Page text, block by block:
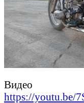
Видео
https://youtu.be/